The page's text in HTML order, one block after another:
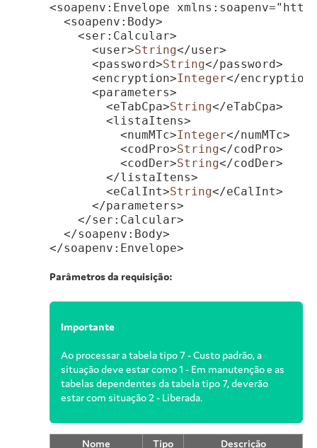
<soapenv:Envelope
  <soapenv:Body>
    <ser:Calcular>
      <user>
String</user>
      <password>
String</password>
      <encryption>
Integer</
      <parameters>
        <eTabCpa>
String</eTabCpa>
        <listaItens>
          <numMTc>
Integer</numMTc>
          <codPro>
String</codPro>
          <codDer>
String</codDer>
        </listaItens>
        <eCalInt>
String</eCalInt>
      </parameters>
    </ser:Calcular>
  </soapenv:Body>
Parâmetros da requisição:
Importante
Ao processar a tabela tipo 7 - Custo padrão, a
situação deve estar como 1 - Em manutenção e as
tabelas dependentes da tabela tipo 7, deverão
estar com situação 2 - Liberada.
Nome Tipo Descrição